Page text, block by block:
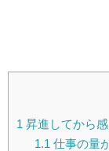
1 昇進してから
1.1 仕事の量